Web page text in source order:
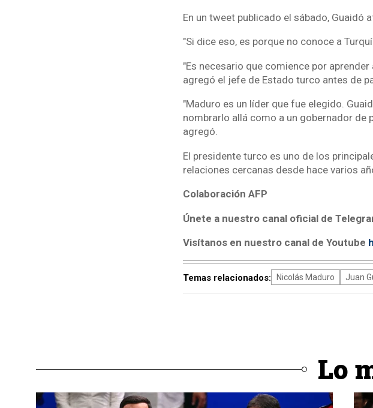
En un tweet publicado el sábado, Guaidó
"Si dice eso, es porque no conoce a
"Es necesario que comience por
agregó el jefe de Estado turco antes de
"Maduro es un líder que fue elegido.
nombrarlo allá como a un gobernador de
agregó.
El presidente turco es uno de los
relaciones cercanas desde hace varios
Colaboración AFP
Únete a nuestro canal oficial de
Visítanos en nuestro canal de Youtube
Temas relacionados: Nicolás Maduro Juan
Lo